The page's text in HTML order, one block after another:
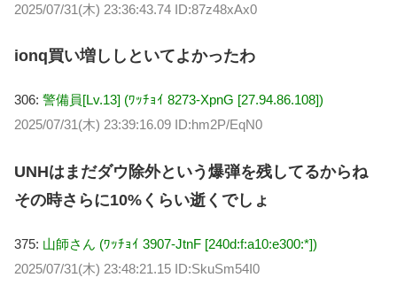
2025/07/31(木) 23:36:43.74 ID:87z48xAx0
ionq買い増ししといてよかったわ
306: 警備員[Lv.13] (ﾜｯﾁｮｲ 8273-XpnG [27.94.86.108])
2025/07/31(木) 23:39:16.09 ID:hm2P/EqN0
UNHはまだダウ除外という爆弾を残してるからね
その時さらに10%くらい逝くでしょ
375: 山師さん (ﾜｯﾁｮｲ 3907-JtnF [240d:f:a10:e300:*])
2025/07/31(木) 23:48:21.15 ID:SkuSm54I0